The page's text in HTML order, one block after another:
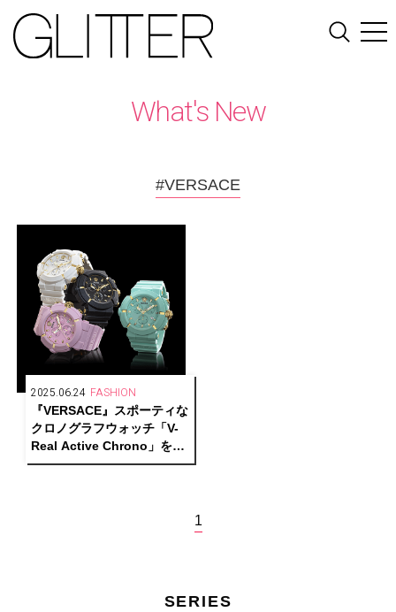
What's New
#VERSACE
2025.06.24 FASHION
『VERSACE』スポーティな
クロノグラフウォッチ「V-
Real Active Chrono」を発
売
1
SERIES